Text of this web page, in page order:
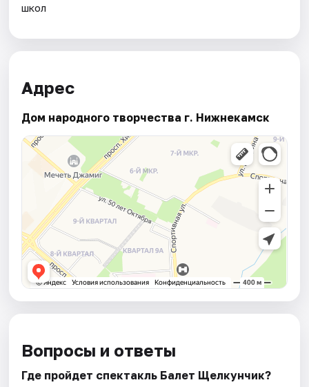
школ
Адрес
Дом народного творчества г. Нижнекамск
Вопросы и ответы
Где пройдет спектакль Балет Щелкунчик?